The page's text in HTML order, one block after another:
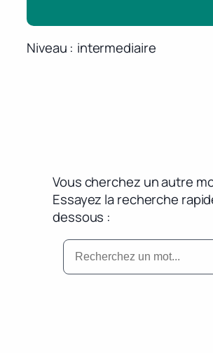
Niveau intermediaire
Vous cherchez un autre
Essayez la recherche
dessous :